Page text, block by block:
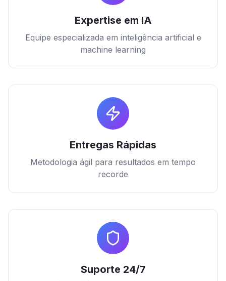
Expertise em IA
Equipe especializada em inteligência artificial e
machine learning
Entregas Rápidas
Metodologia ágil para resultados em tempo
recorde
Suporte 24/7